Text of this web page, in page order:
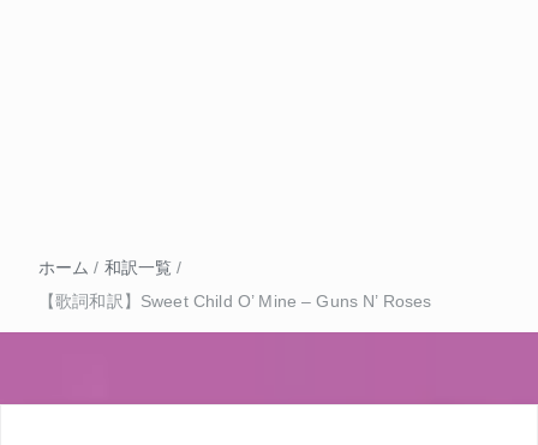
ホーム / 和訳一覧 /
【歌詞和訳】Sweet Child O’ Mine – Guns N’ Roses